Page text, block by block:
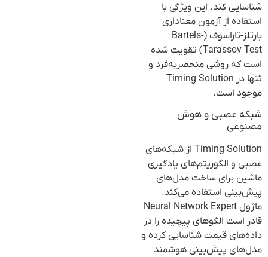
شناسایی کند. این ویژگی با
استفاده از آزمون معناداری
بارتلز-تاراسوف (Bartels-
Tarassov Test) تقویت شده
است که روشی منحصربه‌فرد و
تنها در Timing Solution
موجود است.
شبکه عصبی و هوش
مصنوعی
Timing Solution از شبکه‌های
عصبی و الگوریتم‌های یادگیری
ماشین برای ساخت مدل‌های
پیش‌بینی استفاده می‌کند.
ماژول Neural Network Expert
قادر است الگوهای پیچیده را در
داده‌های قیمت شناسایی کرده و
مدل‌های پیش‌بینی هوشمند